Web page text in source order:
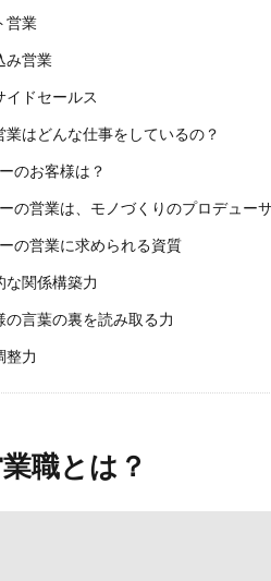
営業
み営業
イドセールス
はどんな仕事をしているの？
のお客様は？
の営業は、モノづくりのプロデュー
の営業に求められる資質
な関係構築力
の言葉の裏を読み取る力
整力
職とは？